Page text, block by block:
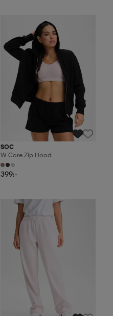
SOC
W Core Zip Hood
399:-
2 för 499:-